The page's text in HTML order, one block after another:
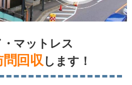
マットレス
回収します！